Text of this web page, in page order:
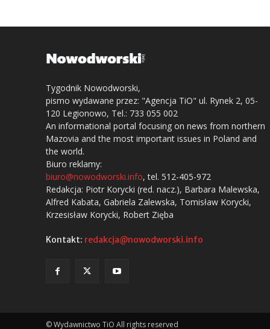
Tygodnik Nowodworski,
pismo wydawane przez: "Agencja TiO" ul. Rynek 2, 05-
120 Legionowo, Tel.: 733 055 002
An informational portal focusing on news from northern
Mazovia and the most important issues in Poland and
the world.
Biuro reklamy:
biuro@nowodworski.info, tel. 512-405-972
Redakcja: Piotr Korycki (red. nacz.), Barbara Malewska,
Alfred Kabata, Gabriela Zalewska, Tomisław Korycki,
Krzesisław Korycki, Robert Zięba
Kontakt: redakcja@nowodworski.info
© Wydawnictwo TiO All rights reserved